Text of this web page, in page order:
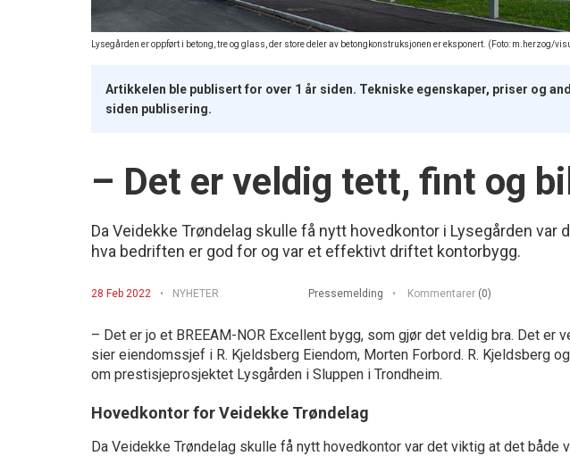
Lysegården er oppført i betong, tre og glass, der store deler av betongkonstruksjonen er eksponert. (Foto: m.herzog/
Artikkelen ble publisert for over 1 år siden. Tekniske egenskaper, priser og
siden publisering.
– Det er veldig tett, fint og
Da Veidekke Trøndelag skulle få nytt hovedkontor i Lysegården var
hva bedriften er god for og var et effektivt driftet kontorbygg.
28 Feb 2022 NYHETER Pressemelding Kommentarer (0)
– Det er jo et BREEAM-NOR Excellent bygg, som gjør det veldig bra. Det er
sier eiendomssjef i R. Kjeldsberg Eiendom, Morten Forbord. R. Kjeldsberg
om prestisjeprosjektet Lysgården i Sluppen i Trondheim.
Hovedkontor for Veidekke Trøndelag
Da Veidekke Trøndelag skulle få nytt hovedkontor var det viktig at det både